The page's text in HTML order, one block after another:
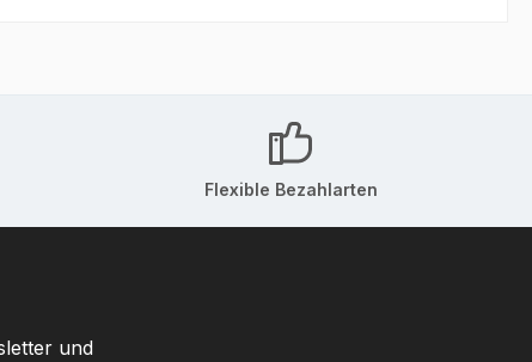
Flexible Bezahlarten
und